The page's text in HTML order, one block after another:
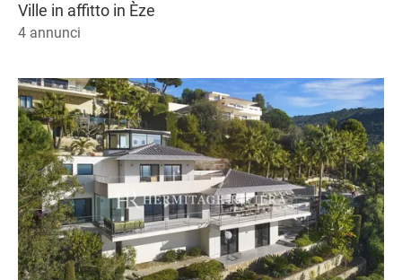
Ville in affitto in Èze
4 annunci